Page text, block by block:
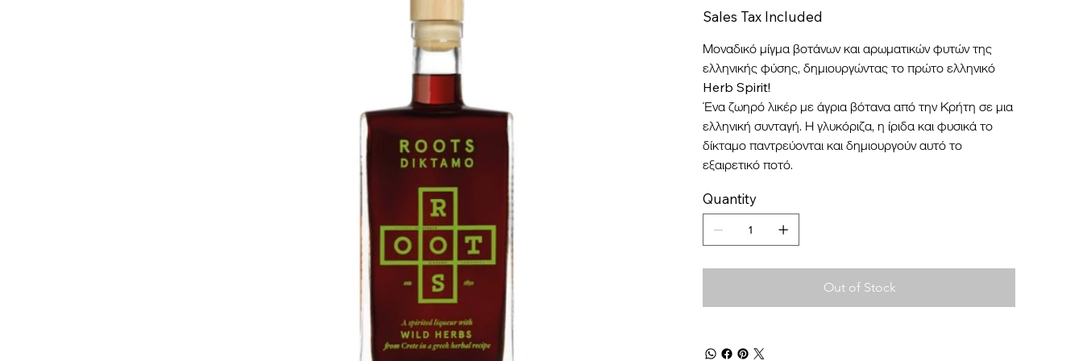
Sales Tax Included
Μοναδικό μίγμα βοτάνων και αρωματικών φυτών της
ελληνικής φύσης, δημιουργώντας το πρώτο ελληνικό
Herb Spirit!
Ένα ζωηρό λικέρ με άγρια βότανα από την Κρήτη σε μια
ελληνική συνταγή. Η γλυκόριζα, η ίριδα και φυσικά το
δίκταμο παντρεύονται και δημιουργούν αυτό το
εξαιρετικό ποτό.
Quantity
Out of Stock